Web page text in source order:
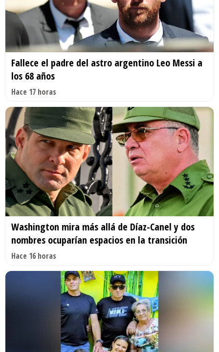
Fallece el padre del astro argentino Leo Messi a
los 68 años
Hace 17 horas
Washington mira más allá de Díaz-Canel y dos
nombres ocuparían espacios en la transición
Hace 16 horas